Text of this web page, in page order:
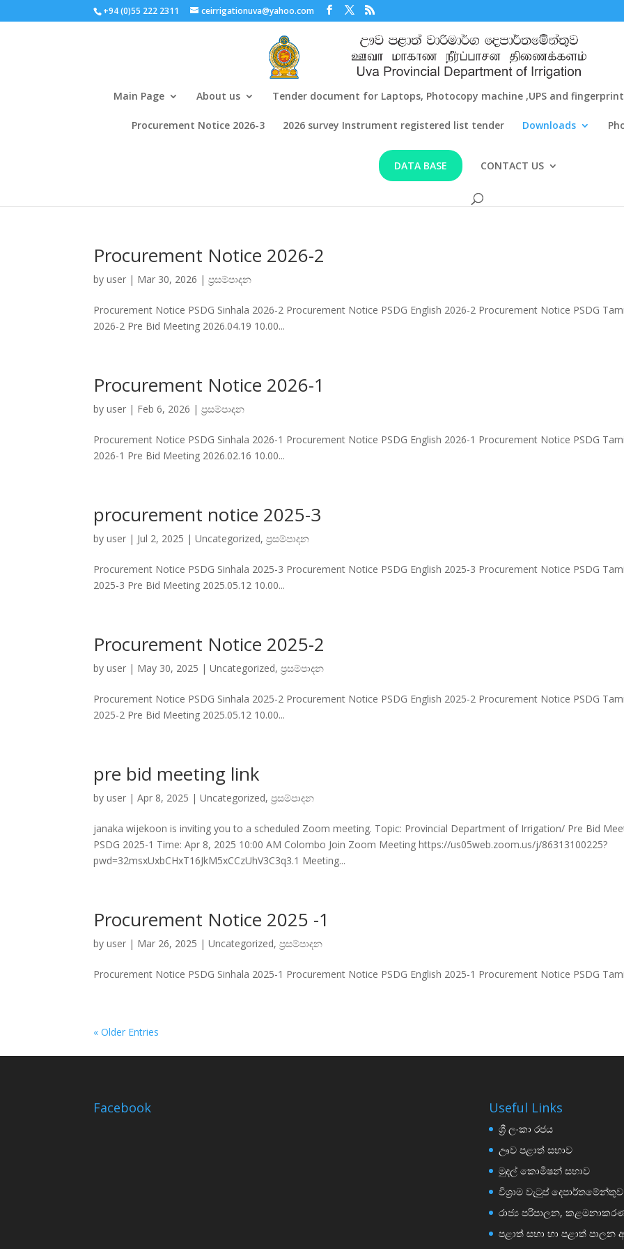
+94 (0)55 222 2311 ceirrigationuva@yahoo.com
Main Page About us Tender document for Laptops, Photocopy machine ,UPS and
Procurement Notice 2026-3 2026 survey Instrument registered list tender Downloads
DATA BASE CONTACT US
Procurement Notice 2026-2
byuser | Mar 30, 2026 |ප්‍රසම්පාදන
Procurement Notice PSDG Sinhala 2026-2 Procurement Notice PSDG English 2026-2 Procurement Notice PSDG
2026-2 Pre Bid Meeting 2026.04.19 10.00...
Procurement Notice 2026-1
byuser | Feb 6, 2026 |ප්‍රසම්පාදන
Procurement Notice PSDG Sinhala 2026-1 Procurement Notice PSDG English 2026-1 Procurement Notice PSDG
2026-1 Pre Bid Meeting 2026.02.16 10.00...
procurement notice 2025-3
byuser | Jul 2, 2025 |Uncategorized,ප්‍රසම්පාදන
Procurement Notice PSDG Sinhala 2025-3 Procurement Notice PSDG English 2025-3 Procurement Notice PSDG
2025-3 Pre Bid Meeting 2025.05.12 10.00...
Procurement Notice 2025-2
byuser | May 30, 2025 |Uncategorized,ප්‍රසම්පාදන
Procurement Notice PSDG Sinhala 2025-2 Procurement Notice PSDG English 2025-2 Procurement Notice PSDG
2025-2 Pre Bid Meeting 2025.05.12 10.00...
pre bid meeting link
byuser |Apr 8, 2025 |Uncategorized,ප්‍රසම්පාදන
janaka wijekoon is inviting you to a scheduled Zoom meeting. Topic: Provincial Department of Irrigation/ Pre Bid
PSDG 2025-1 Time: Apr 8, 2025 10:00 AM Colombo Join Zoom Meeting https://us05web.zoom.us/j/86313100225?
pwd=32msxUxbCHxT16JkM5xCCzUhV3C3q3.1 Meeting...
Procurement Notice 2025 -1
byuser | Mar 26, 2025 |Uncategorized,ප්‍රසම්පාදන
Procurement Notice PSDG Sinhala 2025-1 Procurement Notice PSDG English 2025-1 Procurement Notice PSDG
« Older Entries
Facebook Useful Links
ශ්‍රී ලංකා රජය
ඌව පළාත් සභාව
මුදල් කොමිෂන් සභාව
විශ්‍රාම වැටුප් දෙපාර්තමේන්තුව
රාජ්‍ය පරිපාලන,
පළාත් සභා හා පළාත් පාලන